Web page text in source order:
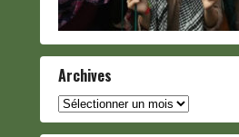
Archives
Archives